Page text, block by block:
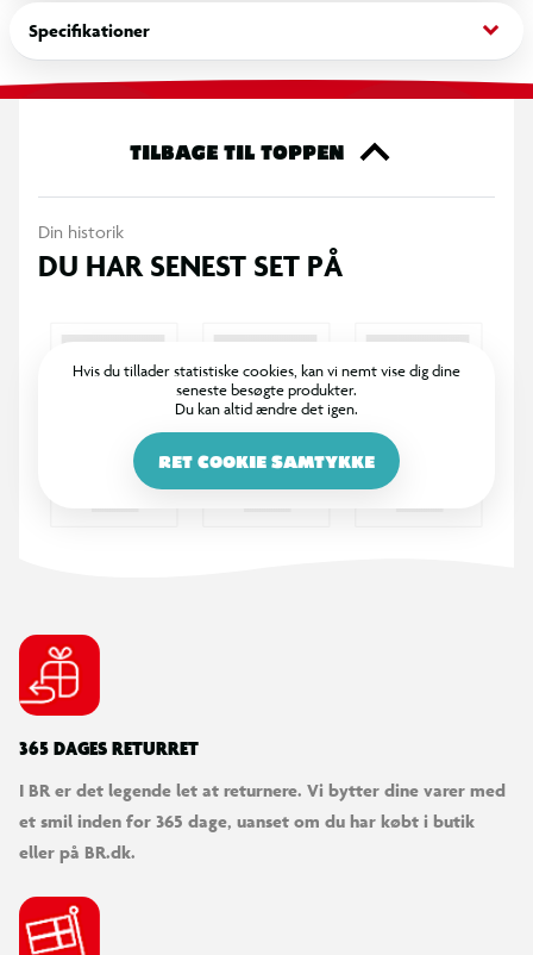
Specifikationer keyboard_arrow_down
TILBAGE TIL TOPPEN
Din historik
DU HAR SENEST SET PÅ
Hvis du tillader statistiske cookies, kan vi nemt vise dig dine
seneste besøgte produkter.
Du kan altid ændre det igen.
RET COOKIE SAMTYKKE
365 DAGES RETURRET
I BR er det legende let at returnere. Vi bytter dine varer med
et smil inden for 365 dage, uanset om du har købt i butik
eller på BR.dk.